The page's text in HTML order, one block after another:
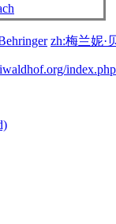
zh:梅兰妮·